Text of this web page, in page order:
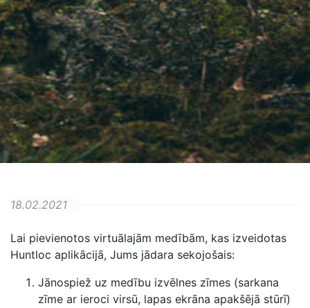
18.02.2021
Lai pievienotos virtuālajām medībām, kas izveidotas
Huntloc aplikācijā, Jums jādara sekojošais:
Jānospiež uz medību izvēlnes zīmes (sarkana
zīme ar ieroci virsū, lapas ekrāna apakšējā stūrī)